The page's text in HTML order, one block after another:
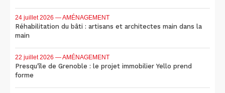
24 juillet 2026 — AMÉNAGEMENT
Réhabilitation du bâti : artisans et architectes main dans la
main
22 juillet 2026 — AMÉNAGEMENT
Presqu'île de Grenoble : le projet immobilier Yello prend
forme